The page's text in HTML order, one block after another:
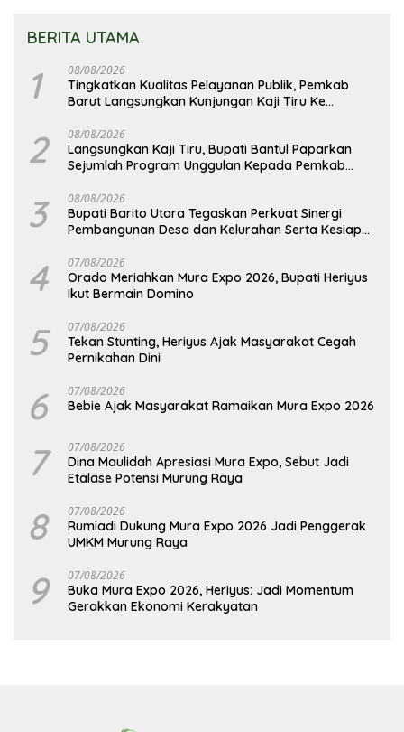
BERITA UTAMA
1 08/08/2026
Tingkatkan Kualitas Pelayanan Publik, Pemkab
Barut Langsungkan Kunjungan Kaji Tiru Ke
2 08/08/2026
Langsungkan Kaji Tiru, Bupati Bantul Paparkan
Sejumlah Program Unggulan Kepada Pemkab
3 08/08/2026
Bupati Barito Utara Tegaskan Perkuat Sinergi
Pembangunan Desa dan Kelurahan Serta Kesiapan
4 07/08/2026
Orado Meriahkan Mura Expo 2026, Bupati Heriyus
Ikut Bermain Domino
5 07/08/2026
Tekan Stunting, Heriyus Ajak Masyarakat Cegah
Pernikahan Dini
6 07/08/2026
Bebie Ajak Masyarakat Ramaikan Mura Expo 2026
7 07/08/2026
Dina Maulidah Apresiasi Mura Expo, Sebut Jadi
Etalase Potensi Murung Raya
8 07/08/2026
Rumiadi Dukung Mura Expo 2026 Jadi Penggerak
UMKM Murung Raya
9 07/08/2026
Buka Mura Expo 2026, Heriyus: Jadi Momentum
Gerakkan Ekonomi Kerakyatan